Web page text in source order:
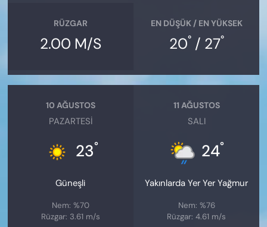
RÜZGAR
2.00 M/S
EN DÜŞÜK / EN YÜKSEK
20°/ 27°
10 AĞUSTOS
PAZARTESI
23°
Güneşli
Nem: %70
Rüzgar: 3.61 m/s
11 AĞUSTOS
SALI
24°
Yakınlarda Yer Yer Yağmur
Nem: %76
Rüzgar: 4.61 m/s